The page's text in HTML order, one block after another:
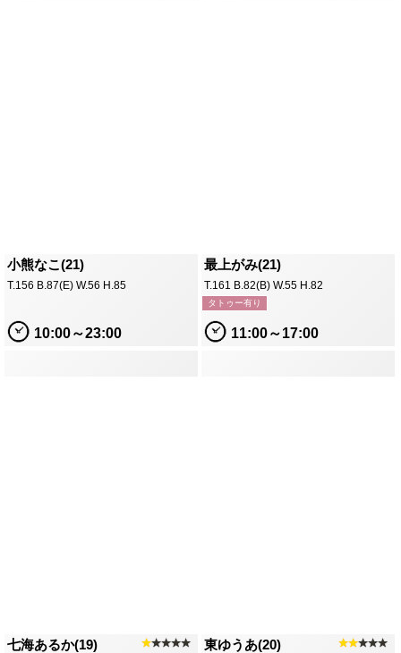
小熊なこ(21)
T.156 B.87(E) W.56 H.85
10:00～23:00
最上がみ(21)
T.161 B.82(B) W.55 H.82
タトゥー有り
11:00～17:00
七海あるか(19) ★★★★★
東ゆうあ(20) ★★★★★